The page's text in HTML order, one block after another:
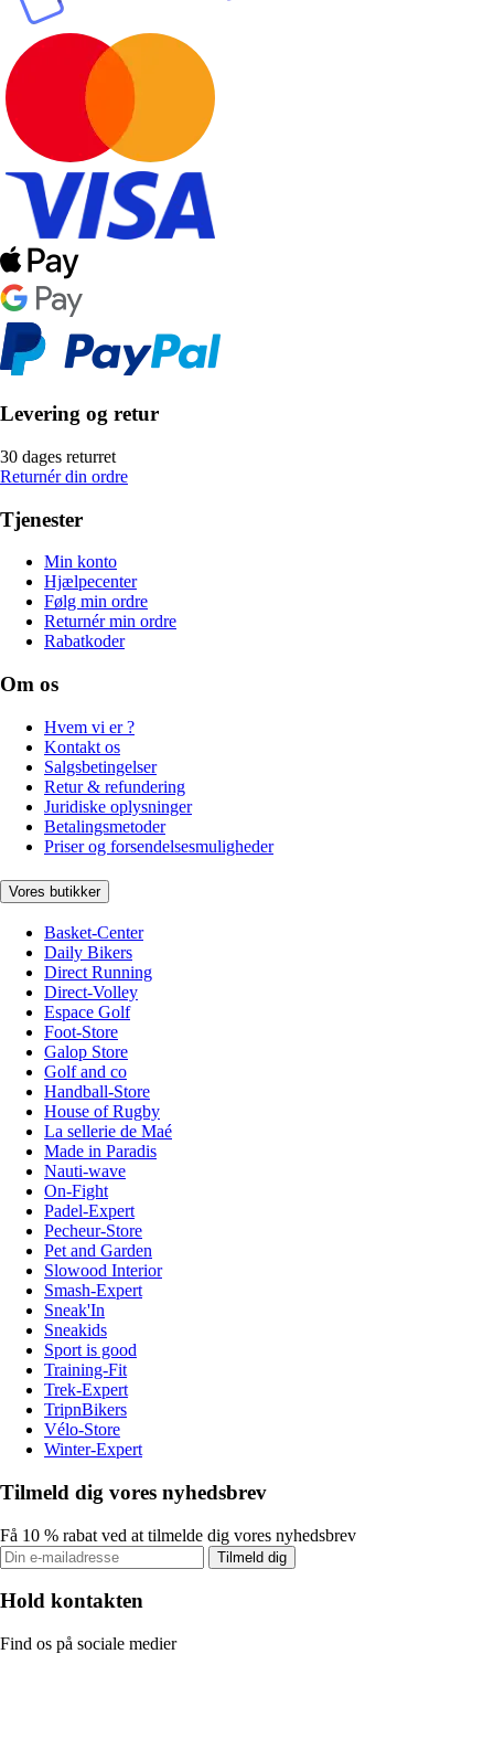
Levering og retur
30 dages returret
Returnér din ordre
Tjenester
Min konto
Hjælpecenter
Følg min ordre
Returnér min ordre
Rabatkoder
Om os
Hvem vi er ?
Kontakt os
Salgsbetingelser
Retur & refundering
Juridiske oplysninger
Betalingsmetoder
Priser og forsendelsesmuligheder
Vores butikker
Basket-Center
Daily Bikers
Direct Running
Direct-Volley
Espace Golf
Foot-Store
Galop Store
Golf and co
Handball-Store
House of Rugby
La sellerie de Maé
Made in Paradis
Nauti-wave
On-Fight
Padel-Expert
Pecheur-Store
Pet and Garden
Slowood Interior
Smash-Expert
Sneak'In
Sneakids
Sport is good
Training-Fit
Trek-Expert
TripnBikers
Vélo-Store
Winter-Expert
Tilmeld dig vores nyhedsbrev
Få 10 % rabat ved at tilmelde dig vores nyhedsbrev
Tilmeld dig
Hold kontakten
Find os på sociale medier